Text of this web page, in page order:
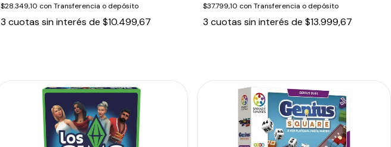
$28.349,10 con Transferencia o depósito
3 cuotas sin interés de $10.499,67
$37.799,10 con Transferencia o depósito
3 cuotas sin interés de$13.999,67